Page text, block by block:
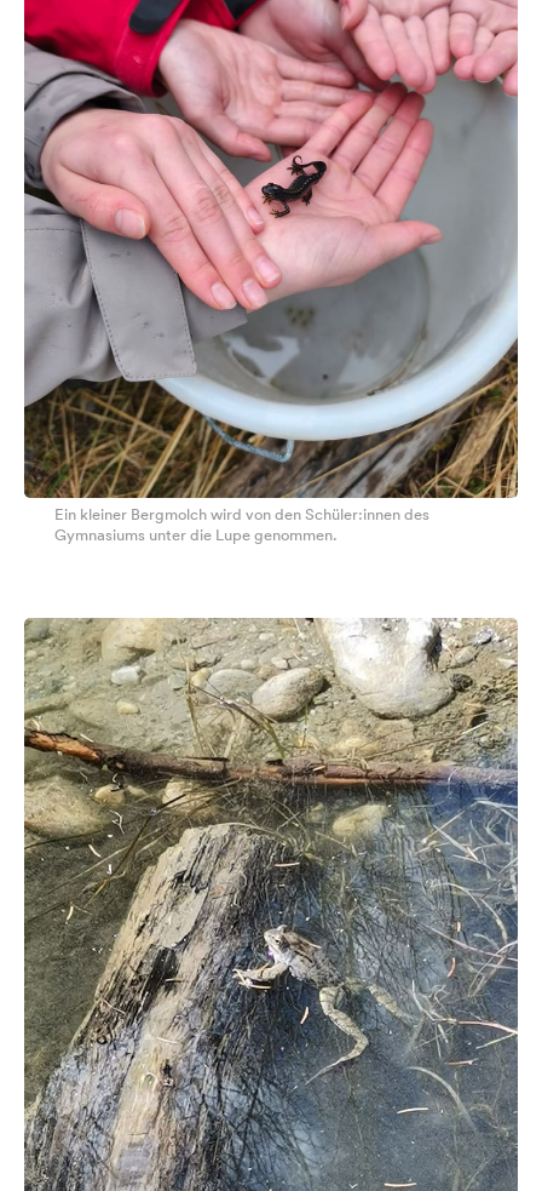
Ein kleiner Bergmolch wird von den Schüler:innen des
Gymnasiums unter die Lupe genommen.